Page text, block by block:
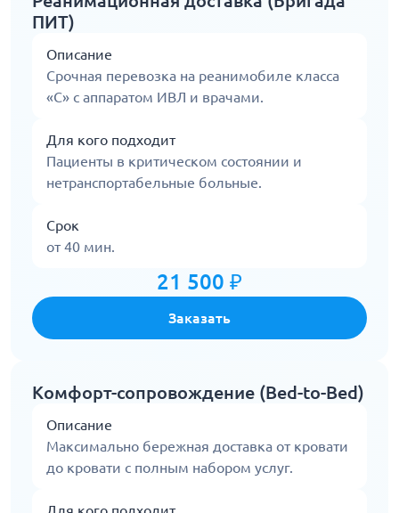
ПИТ)
Описание
Срочная перевозка на реанимобиле класса
«С» с аппаратом ИВЛ и врачами.
Для кого подходит
Пациенты в критическом состоянии и
нетранспортабельные больные.
Срок
от 40 мин.
21 500 ₽
Заказать
Комфорт-сопровождение (Bed-to-Bed)
Описание
Максимально бережная доставка от кровати
до кровати с полным набором услуг.